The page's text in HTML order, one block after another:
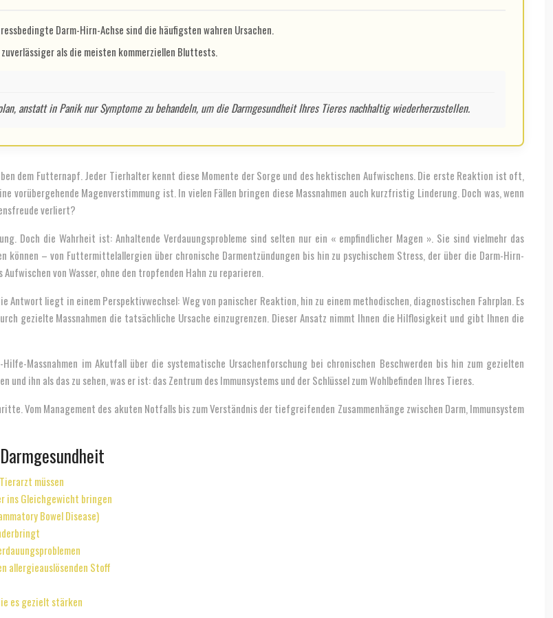
Darm-Hirn-Achse sind die häufigsten wahren Ursachen.
als die meisten kommerziellen Bluttests.
anstatt in Panik nur Symptome zu behandeln, um die Darmgesundheit Ihres Tieres nachhaltig wiederherzustellen.
dem Futternapf. Jeder Tierhalter kennt diese Momente der Sorge und des hektischen Aufwischens. Die erste Reaktion ist oft,
vorübergehende Magenverstimmung ist. In vielen Fällen bringen diese Massnahmen auch kurzfristig Linderung. Doch was, wenn
verliert?
Doch die Wahrheit ist: Anhaltende Verdauungsprobleme sind selten nur ein « empfindlicher Magen ». Sie sind vielmehr das
können – von Futtermittelallergien über chronische Darmentzündungen bis hin zu psychischem Stress, der über die Darm-Hirn-
von Wasser, ohne den tropfenden Hahn zu reparieren.
Antwort liegt in einem Perspektivwechsel: Weg von panischer Reaktion, hin zu einem methodischen, diagnostischen Fahrplan. Es
gezielte Massnahmen die tatsächliche Ursache einzugrenzen. Dieser Ansatz nimmt Ihnen die Hilflosigkeit und gibt Ihnen die
Massnahmen im Akutfall über die systematische Ursachenforschung bei chronischen Beschwerden bis hin zum gezielten
ihn als das zu sehen, was er ist: das Zentrum des Immunsystems und der Schlüssel zum Wohlbefinden Ihres Tieres.
Vom Management des akuten Notfalls bis zum Verständnis der tiefgreifenden Zusammenhänge zwischen Darm, Immunsystem
müssen
ins Gleichgewicht bringen
Bowel Disease)
allergieauslösenden Stoff
es gezielt stärken